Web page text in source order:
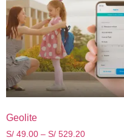
Geolite
S/ 49.00 – S/ 529.20